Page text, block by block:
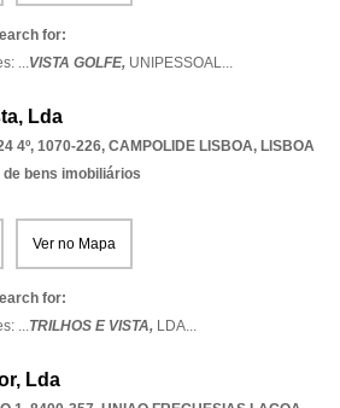
for:
...VISTA GOLFE, UNIPESSOAL...
Lda
4º, 1070-226, CAMPOLIDE LISBOA, LISBOA
bens imobiliários
Ver no Mapa
for:
...TRILHOS E VISTA, LDA...
Lda